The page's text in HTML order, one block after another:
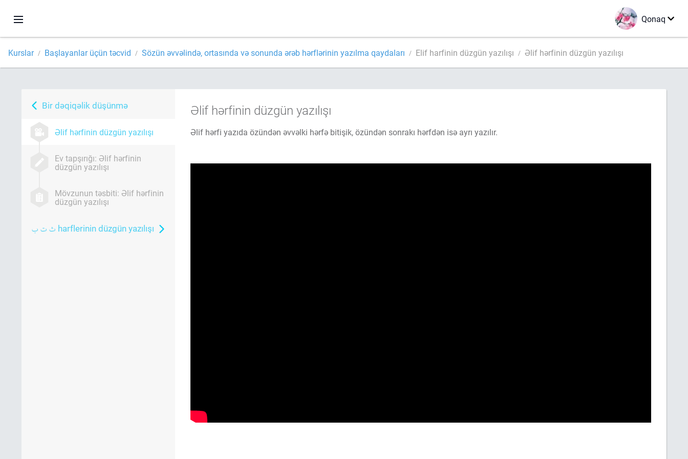
Qonaq
Kurslar Başlayanlar üçün təcvid Sözün əvvəlində, ortasında və sonunda ərəb hərflərinin yazılma qaydaları Elif harfinin düzgün yazılışı Əlif hərfinin düzgün yazılışı
Bir dəqiqəlik düşünmə
Əlif hərfinin düzgün yazılışı
Ev tapşırığı: Əlif hərfinin
düzgün yazılışı
Mövzunun təsbiti: Əlif hərfinin
düzgün yazılışı
harflerinin düzgün yazılışı
Əlif hərfinin düzgün yazılışı
Əlif hərfi yazıda özündən əvvəlki hərfə bitişik, özündən sonrakı hərfdən isə ayrı yazılır.